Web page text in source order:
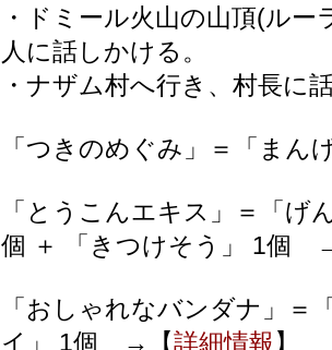
・ドミール火山の山頂(ル
人に話しかける。
・ナザム村へ行き、村長に
「つきのめぐみ」＝「まん
「とうこんエキス」＝「げ
個 ＋ 「きつけそう」 1個
「おしゃれなバンダナ」＝
イ」 1個 →【詳細情報】